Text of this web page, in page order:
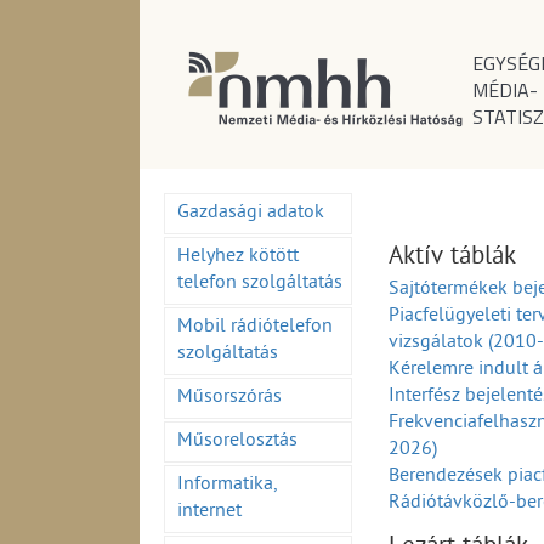
MÉDIA-
Gazdasági adatok
Helyhez kötött
telefon szolgáltatás
Mobil rádiótelefon
szolgáltatás
Műsorszórás
Műsorelosztás
Informatika,
internet
Aktív táblák
Sajtótermékek
Piacfelügyeleti
vizsgálatok
Kérelemre indult
Interfész
2026)
Berendezések
Rádiótávközlő-
(1995-2026)